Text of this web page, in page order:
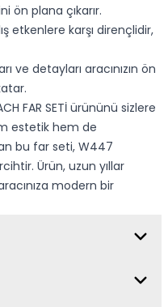
ön plana çıkarır.
etkenlere karşı dirençlidir,
ve detayları aracınızın ön
FAR SETİ ürününü sizlere
estetik hem de
bu far seti, W447
Ürün, uzun yıllar
modern bir